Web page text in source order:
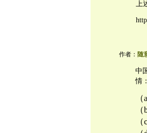
上
作者： 随
中
情：